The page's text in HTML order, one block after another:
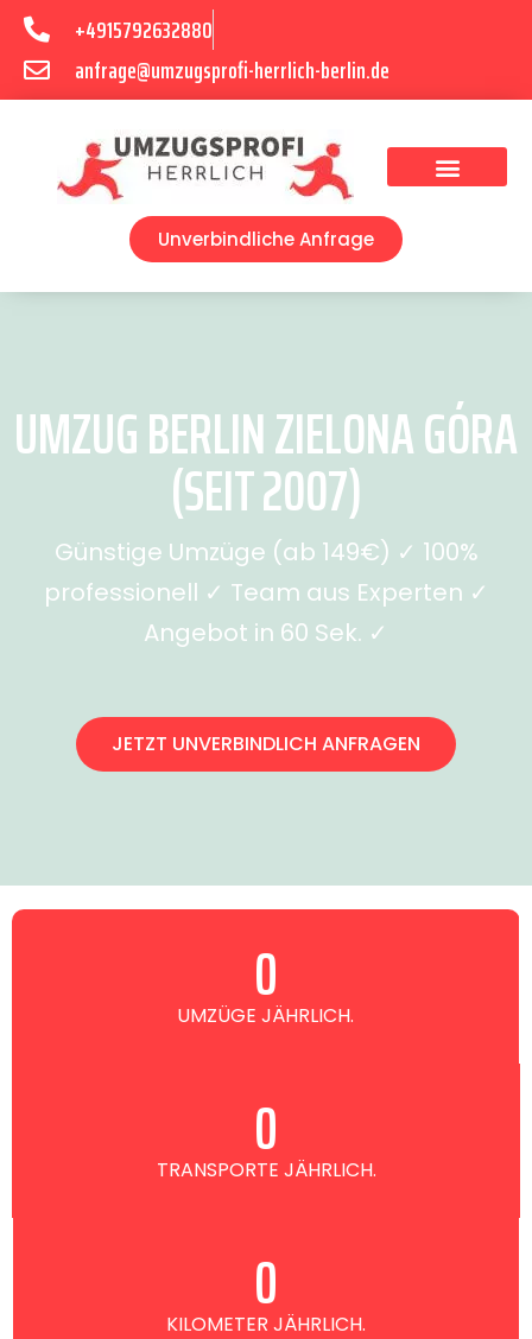
+4915792632880
anfrage@umzugsprofi-herrlich-berlin.de
Unverbindliche Anfrage
UMZUG BERLIN ZIELONA GÓRA
(SEIT 2007)
Günstige Umzüge (ab 149€) ✓ 100%
professionell ✓ Team aus Experten ✓
Angebot in 60 Sek. ✓
JETZT UNVERBINDLICH ANFRAGEN
UMZÜGE JÄHRLICH.
0
TRANSPORTE JÄHRLICH.
0
KILOMETER JÄHRLICH.
0